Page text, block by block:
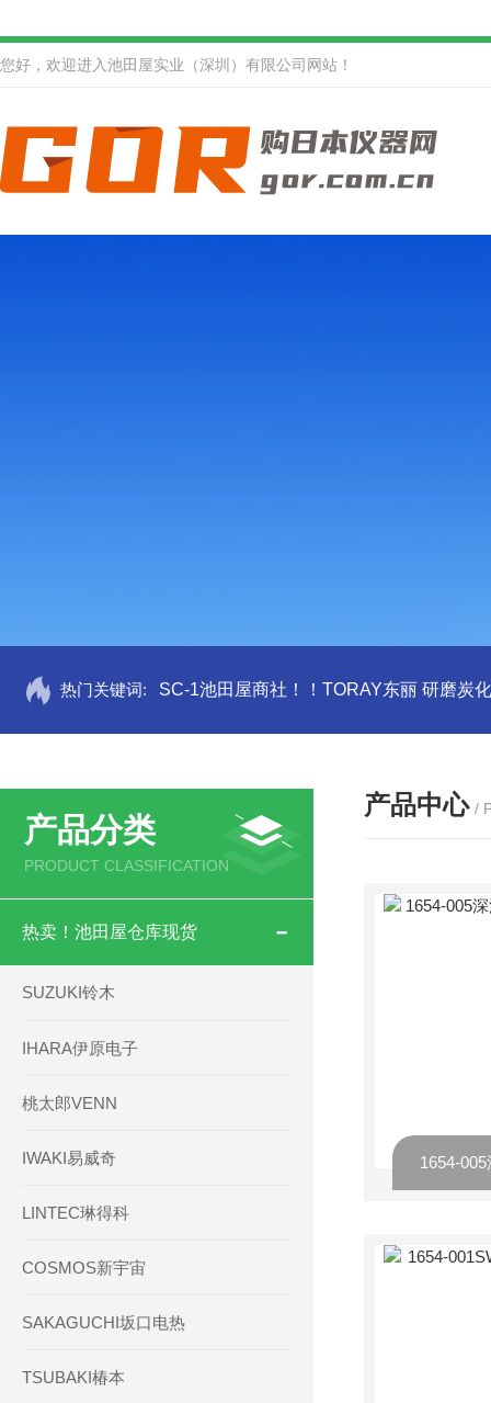
您好，欢迎进入池田屋实业（深圳）有限公司网站！
热门关键词: SC-1池田屋商社！！TORAY东丽 研磨炭
产品分类
PRODUCT CLASSIFICATION
热卖！池田屋仓库现货
SUZUKI铃木
IHARA伊原电子
桃太郎VENN
IWAKI易威奇
LINTEC琳得科
COSMOS新宇宙
SAKAGUCHI坂口电热
TSUBAKI椿本
产品中心 /